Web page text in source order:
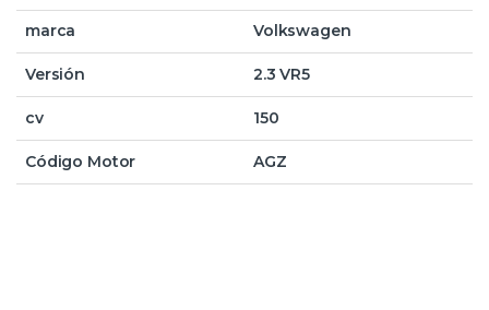
marca Volkswagen
Versión 2.3 VR5
cv 150
Código Motor AGZ